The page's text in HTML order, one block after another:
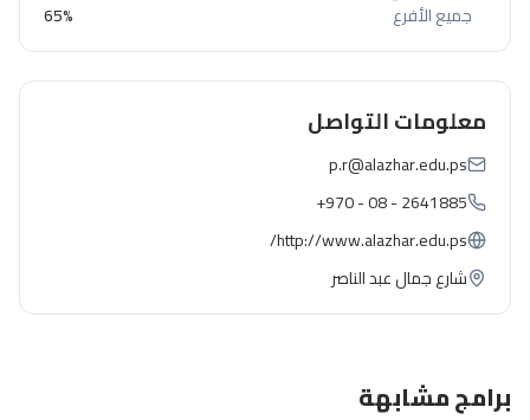
جميع الأفرع 65%
معلومات التواصل
p.r@alazhar.edu.ps
+970 - 08 - 2641885
http://www.alazhar.edu.ps/
شارع جمال عبد الناصر
برامج مشابهة